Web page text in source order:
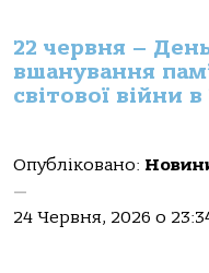
22 червня –
вшанування
світової війни в
Опубліковано:
—
24 Червня, 2026 о